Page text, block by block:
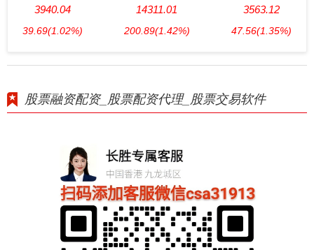
3940.04
39.69(1.02%)
14311.01
200.89(1.42%)
3563.12
47.56(1.35%)
股票融资配资_股票配资代理_股票交易软件